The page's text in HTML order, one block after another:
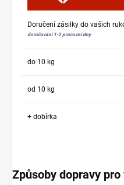
Doručení zásilky do vašich
doručování 1-2 pracovní dny
do 10 kg
od 10 kg
+ dobírka
Způsoby dopravy